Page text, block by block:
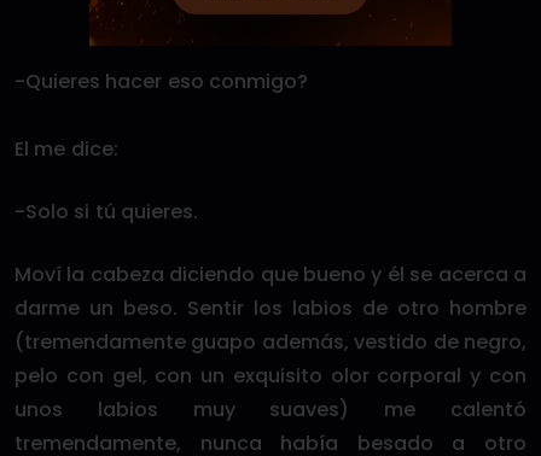
-Quieres hacer eso conmigo?
El me dice:
-Solo si tú quieres.
Moví la cabeza diciendo que bueno y él se acerca a
darme un beso. Sentir los labios de otro hombre
(tremendamente guapo además, vestido de negro,
pelo con gel, con un exquisito olor corporal y con
unos labios muy suaves) me calentó
tremendamente, nunca había besado a otro